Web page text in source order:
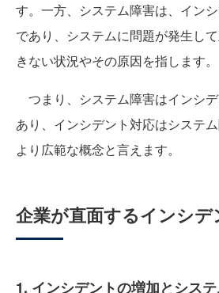
す。一方、システム障害は、イン
であり、システムに問題が発生し
きない状況やその原因を指します。
つまり、システム障害はインシ
あり、インシデント対応はシステム
より広範な概念と言えます。
企業が直面するインシデ
1. インシデントの増加とシス